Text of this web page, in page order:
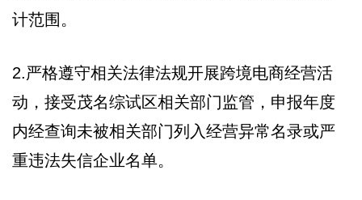
计范围。
2.严格遵守相关法律法规开展跨境电商经营活
动，接受茂名综试区相关部门监管，申报年度
内经查询未被相关部门列入经营异常名录或严
重违法失信企业名单。